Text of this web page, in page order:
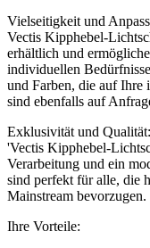
Vielseitigkeit und
Vectis Kipphebel-
erhältlich und
individuellen
und Farben, die auf Ihre
sind ebenfalls auf
Exklusivität und Qualität:
'Vectis Kipphebel-
Verarbeitung und ein
sind perfekt für alle, die
Mainstream bevorzugen.
Ihre Vorteile: